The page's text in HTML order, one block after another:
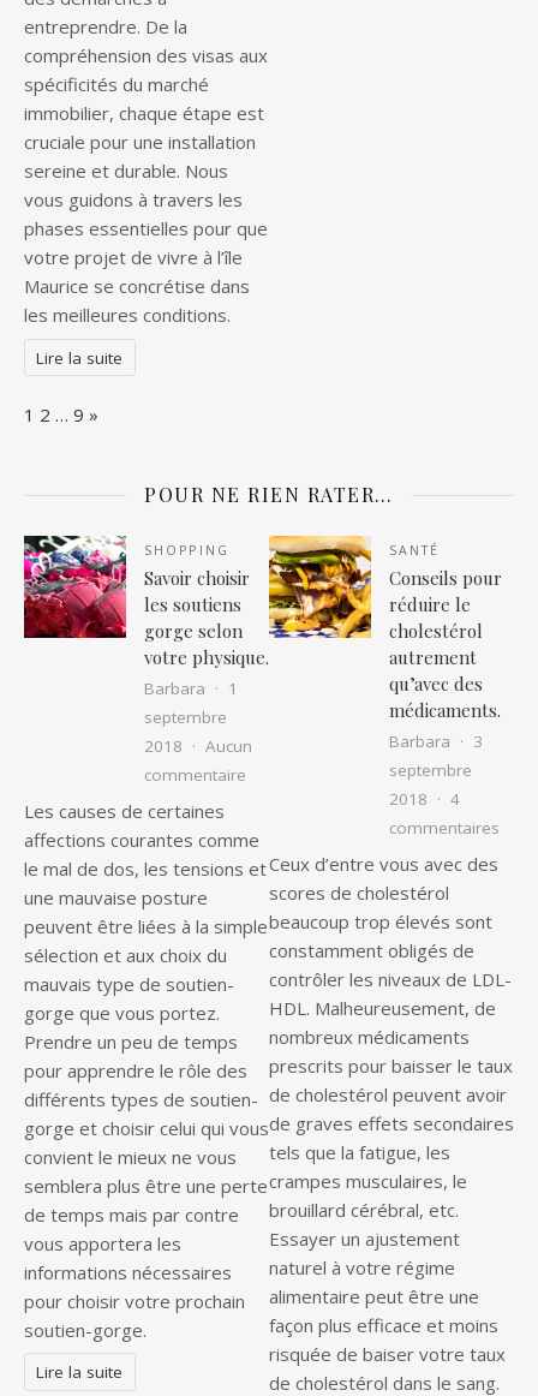
entreprendre. De la
compréhension des visas aux
spécificités du marché
immobilier, chaque étape est
cruciale pour une installation
sereine et durable. Nous
vous guidons à travers les
phases essentielles pour que
votre projet de vivre à l’île
Maurice se concrétise dans
les meilleures conditions.
Lire la suite
Page:
1 2 … 9 Next
»
POUR NE RIEN RATER…
SHOPPING
Savoir choisir
les soutiens
gorge selon
votre physique.
Barbara
1
septembre
2018
Aucun
commentaire sur Savoir choisir les soutiens gorge
Les causes de certaines
affections courantes comme
le mal de dos, les tensions et
une mauvaise posture
peuvent être liées à la simple
sélection et aux choix du
mauvais type de soutien-
gorge que vous portez.
Prendre un peu de temps
pour apprendre le rôle des
différents types de soutien-
gorge et choisir celui qui vous
convient le mieux ne vous
semblera plus être une perte
de temps mais par contre
vous apportera les
informations nécessaires
pour choisir votre prochain
soutien-gorge.
Lire la suite
SANTÉ
Conseils pour
réduire le
cholestérol
autrement
qu’avec des
médicaments.
Barbara
3
septembre
2018
4
commentaires
Ceux d’entre vous avec des
scores de cholestérol
beaucoup trop élevés sont
constamment obligés de
contrôler les niveaux de LDL-
HDL. Malheureusement, de
nombreux médicaments
prescrits pour baisser le taux
de cholestérol peuvent avoir
de graves effets secondaires
tels que la fatigue, les
crampes musculaires, le
brouillard cérébral, etc.
Essayer un ajustement
naturel à votre régime
alimentaire peut être une
façon plus efficace et moins
risquée de baiser votre taux
de cholestérol dans le sang.